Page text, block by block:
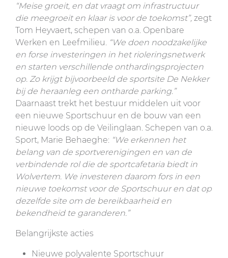
“Meise groeit, en dat vraagt om infrastructuur
die meegroeit en klaar is voor de toekomst”, zegt
Tom Heyvaert, schepen van o.a. Openbare
Werken en Leefmilieu.
“We doen noodzakelijke
en forse investeringen in het rioleringsnetwerk
en starten verschillende onthardingsprojecten
op. Zo krijgt bijvoorbeeld de sportsite De Nekker
bij de heraanleg een ontharde parking.”
Daarnaast trekt het bestuur middelen uit voor
een nieuwe Sportschuur en de bouw van een
nieuwe loods op de Veilinglaan. Schepen van o.a.
Sport, Marie Behaeghe: “We erkennen het
belang van de sportverenigingen en van de
verbindende rol die de sportcafetaria biedt in
Wolvertem. We investeren daarom fors in een
nieuwe toekomst voor de Sportschuur en dat op
dezelfde site om de bereikbaarheid en
bekendheid te garanderen.”
Belangrijkste acties
Nieuwe polyvalente Sportschuur